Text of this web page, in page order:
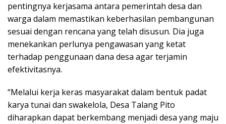
pentingnya kerjasama antara pemerintah desa dan
warga dalam memastikan keberhasilan pembangunan
sesuai dengan rencana yang telah disusun. Dia juga
menekankan perlunya pengawasan yang ketat
terhadap penggunaan dana desa agar terjamin
efektivitasnya.
“Melalui kerja keras masyarakat dalam bentuk padat
karya tunai dan swakelola, Desa Talang Pito
diharapkan dapat berkembang menjadi desa yang maju